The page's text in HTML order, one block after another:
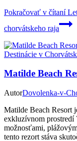
Pokračovať v čítaní
chorvátskeho raja
Destinácie v
Matilde Beach
AutorDovolenka-v-
Matilde Beach Resort
exkluzívnom
možnosťami,
tento rezort stáva